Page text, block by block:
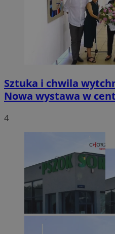
Sztuka i chwila
Nowa wystawa w
4